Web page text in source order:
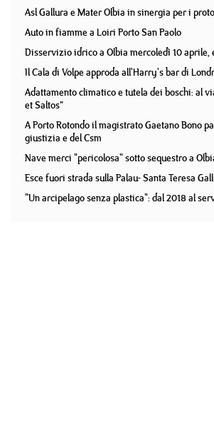
Asl Gallura e Mater Olbia in sinergia per i
Auto in fiamme a Loiri Porto San Paolo
Disservizio idrico a Olbia mercoledì 10 aprile,
Il Cala di Volpe approda all'Harry's bar di
Adattamento climatico e tutela dei boschi: al
et Saltos”
A Porto Rotondo il magistrato Gaetano Bono
giustizia e del Csm
Nave merci "pericolosa" sotto sequestro a
Esce fuori strada sulla Palau- Santa Teresa
"Un arcipelago senza plastica": dal 2018 al